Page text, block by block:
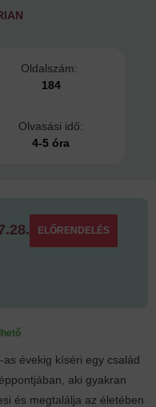
Oldalszám:
184
Olvasási idő:
4-5 óra
évekig kíséri egy család
aki gyakran
és megtalálja az életében
ELŐRENDELÉS